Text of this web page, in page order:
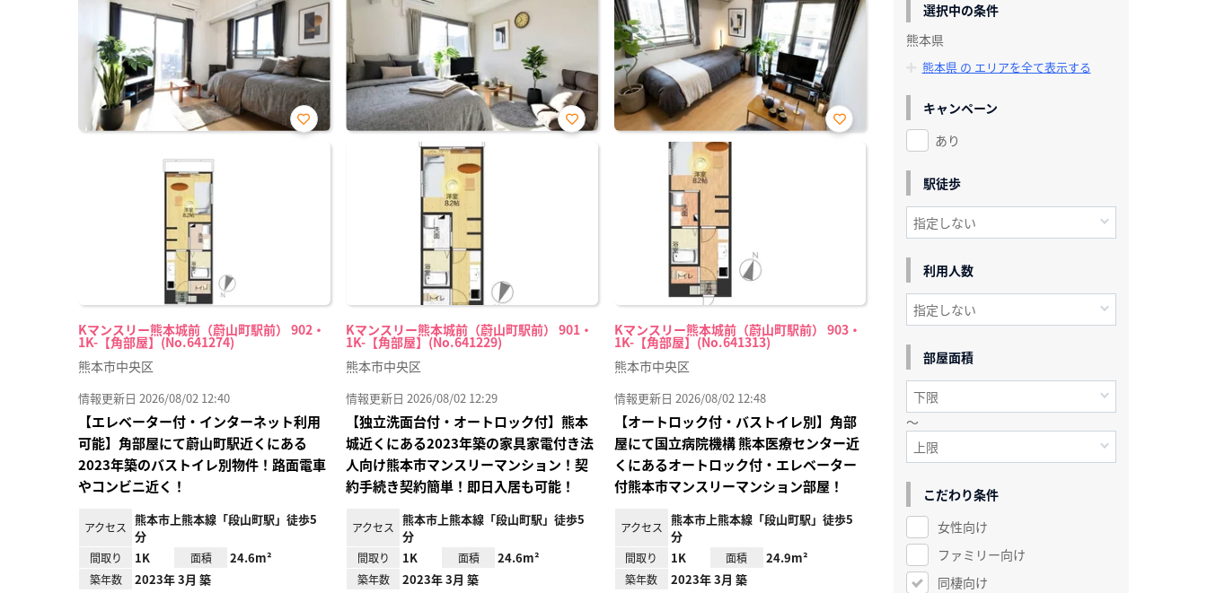
Kマンスリー熊本城前（蔚山町駅前） 902・
1K-【角部屋】(No.641274)
お気
熊本市中央区
情報更新日 2026/08/02 12:40
【エレベーター付・インターネット利用
可能】角部屋にて蔚山町駅近くにある
2023年築のバストイレ別物件！路面電車
やコンビニ近く！
アクセス
熊本市上熊本線「段山町駅」徒歩5
分
間取り 1K 面積 24.6m²
築年数 2023年 3月 築
Kマンスリー熊本城前（蔚山町駅前） 901・
1K-【角部屋】(No.641229)
お気
熊本市中央区
情報更新日 2026/08/02 12:29
【独立洗面台付・オートロック付】熊本
城近くにある2023年築の家具家電付き法
人向け熊本市マンスリーマンション！契
約手続き契約簡単！即日入居も可能！
アクセス
熊本市上熊本線「段山町駅」徒歩5
分
間取り 1K 面積 24.6m²
築年数 2023年 3月 築
Kマンスリー熊本城前（蔚山町駅前） 903・
1K-【角部屋】(No.641313)
お気
熊本市中央区
情報更新日 2026/08/02 12:48
【オートロック付・バストイレ別】角部
屋にて国立病院機構 熊本医療センター近
くにあるオートロック付・エレベーター
付熊本市マンスリーマンション部屋！
アクセス
熊本市上熊本線「段山町駅」徒歩5
分
間取り 1K 面積 24.9m²
築年数 2023年 3月 築
選択中の条件
熊本県
熊本県 の エリアを全て表示する
キャンペーン
あり
駅徒歩
利用人数
部屋面積
～
こだわり条件
女性向け
ファミリー向け
同棲向け